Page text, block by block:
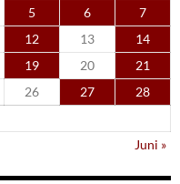
5 6
7
12 13
14
19 20
21
26 27
28
Juni »